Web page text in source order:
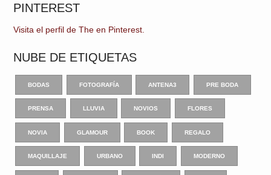
PINTEREST
Visita el perfil de The en Pinterest.
NUBE DE ETIQUETAS
BODAS FOTOGRAFÍA ANTENA3 PRE BODA
PRENSA LLUVIA NOVIOS FLORES
NOVIA GLAMOUR BOOK REGALO
MAQUILLAJE URBANO INDI MODERNO